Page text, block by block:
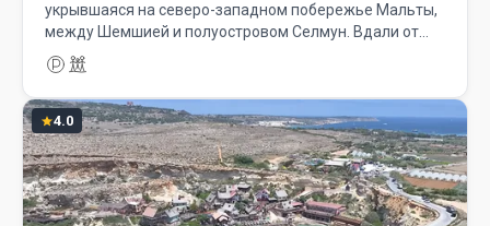
укрывшаяся на северо-западном побережье Мальты,
между Шемшией и полуостровом Селмун. Вдали от…
4.0